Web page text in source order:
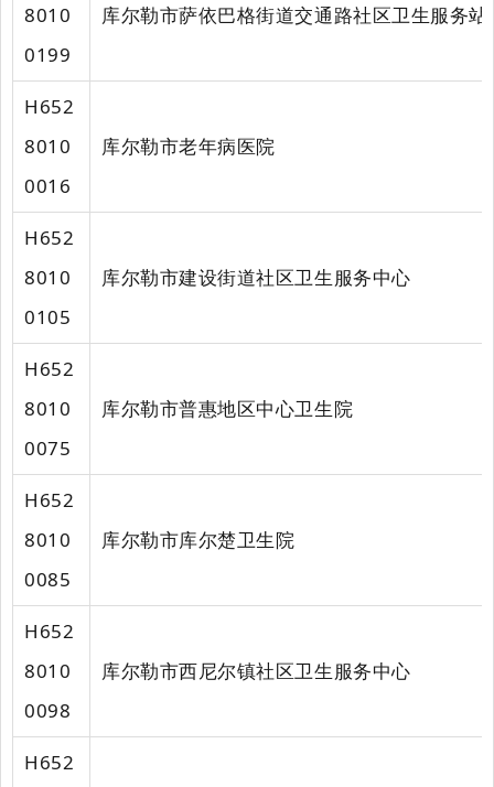
8010
0199
库尔勒市萨依巴格街道交通路社区卫生服务站
H652
8010
0016
库尔勒市老年病医院
H652
8010
0105
库尔勒市建设街道社区卫生服务中心
H652
8010
0075
库尔勒市普惠地区中心卫生院
H652
8010
0085
库尔勒市库尔楚卫生院
H652
8010
0098
库尔勒市西尼尔镇社区卫生服务中心
H652